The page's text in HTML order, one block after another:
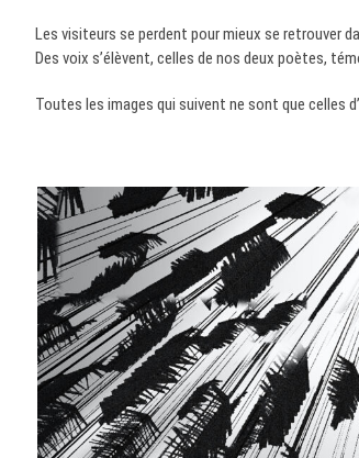
Les visiteurs se perdent pour mieux se retrouver
Des voix s’élèvent, celles de nos deux poètes,
Toutes les images qui suivent ne sont que celles